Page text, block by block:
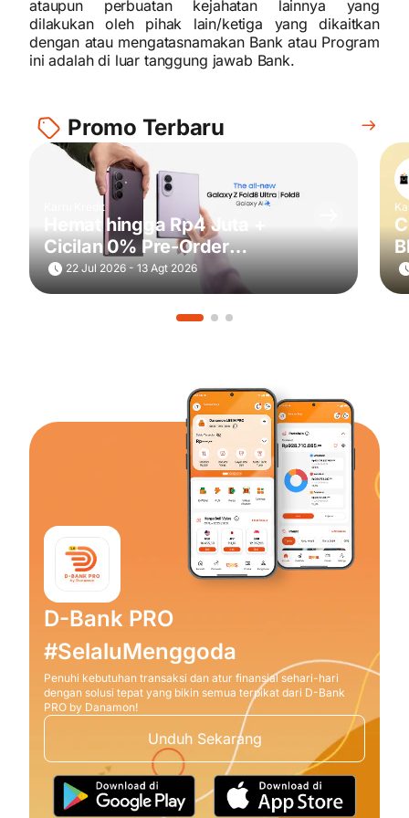
ataupun perbuatan kejahatan lainnya yang
dilakukan oleh pihak lain/ketiga yang dikaitkan
dengan atau mengatasnamakan Bank atau Program
ini adalah di luar tanggung jawab Bank.
Promo Terbaru
Kartu Kredit
Hemat hingga Rp4 Juta +
Cicilan 0% Pre-Order
Samsung Galaxy Z Fold8 Ultra
| Fold8
22 Jul 2026 - 13 Agt 2026
D-Bank PRO
#SelaluMenggoda
Penuhi kebutuhan transaksi dan atur finansial sehari-hari
dengan solusi tepat yang bikin semua terpikat dari D-Bank
PRO by Danamon!
Unduh Sekarang